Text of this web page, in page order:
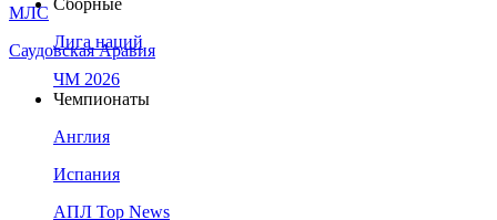
МЛС
Саудовская Аравия
Сборные
Лига наций
ЧМ 2026
Чемпионаты
Англия
Испания
АПЛ Top News